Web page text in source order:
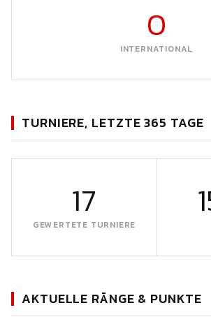
0
INTERNATIONAL
TURNIERE, LETZTE 365 TAGE
17
GEWERTETE TURNIERE
AKTUELLE RÄNGE & PUNKTE